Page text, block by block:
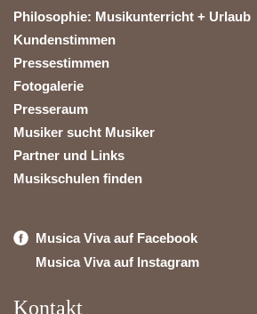
Philosophie: Musikunterricht + Urlaub
Kundenstimmen
Pressestimmen
Fotogalerie
Presseraum
Musiker sucht Musiker
Partner und Links
Musikschulen finden
Musica Viva auf Facebook
Musica Viva auf Instagram
Kontakt